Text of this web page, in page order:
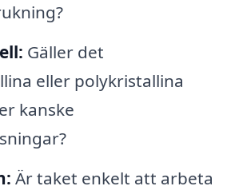
Gäller det
eller polykristallina
kanske
Är taket enkelt att arbeta